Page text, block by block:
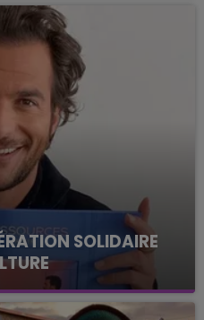
SOLIDAIRE
est à l'initiative de ce